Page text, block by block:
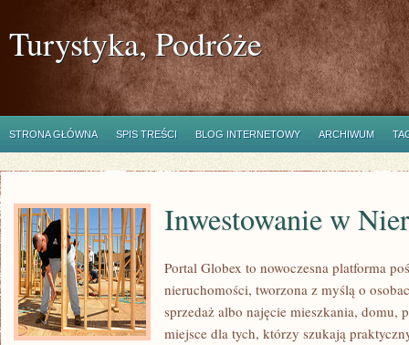
Turystyka, Podróże
STRONA GŁÓWNA SPIS TREŚCI BLOG INTERNETOWY ARCHIWUM
Inwestowanie w
Portal Globex to nowoczesna platforma
nieruchomości, tworzona z myślą o
sprzedaż albo najęcie mieszkania, domu,
miejsce dla tych, którzy szukają